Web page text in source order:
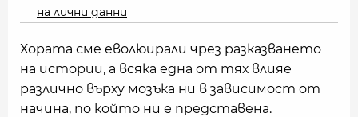
на лични данни
Хората сме еволюирали чрез разказването
на истории, а всяка една от тях влияе
различно върху мозъка ни в зависимост от
начина, по който ни е представена.